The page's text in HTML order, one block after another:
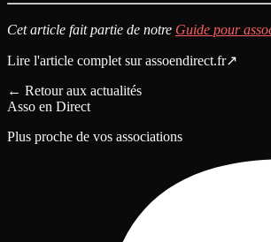
Cet article fait partie de notre Guide pour
Lire l'article complet sur assoendirect.fr↗
← Retour aux actualités
Asso en Direct
Plus proche de vos associations